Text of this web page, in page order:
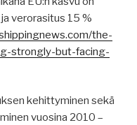
verorasitus 15 %
the-
strongly-but-facing-
kehittyminen sekä
vuosina 2010 –